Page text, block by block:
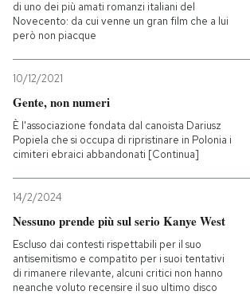
di uno dei più amati romanzi italiani del
Novecento: da cui venne un gran film che a lui
però non piacque
10/12/2021
Gente, non numeri
È l'associazione fondata dal canoista Dariusz
Popiela che si occupa di ripristinare in Polonia i
cimiteri ebraici abbandonati [Continua]
14/2/2024
Nessuno prende più sul serio Kanye West
Escluso dai contesti rispettabili per il suo
antisemitismo e compatito per i suoi tentativi
di rimanere rilevante, alcuni critici non hanno
neanche voluto recensire il suo ultimo disco